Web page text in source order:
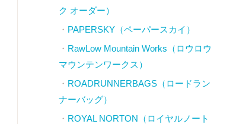
ク オーダー）
PAPERSKY（ペーパースカイ）
RawLow Mountain Works（ロウロウ
マウンテンワークス）
ROADRUNNERBAGS（ロードラン
ナーバッグ）
ROYAL NORTON（ロイヤルノート